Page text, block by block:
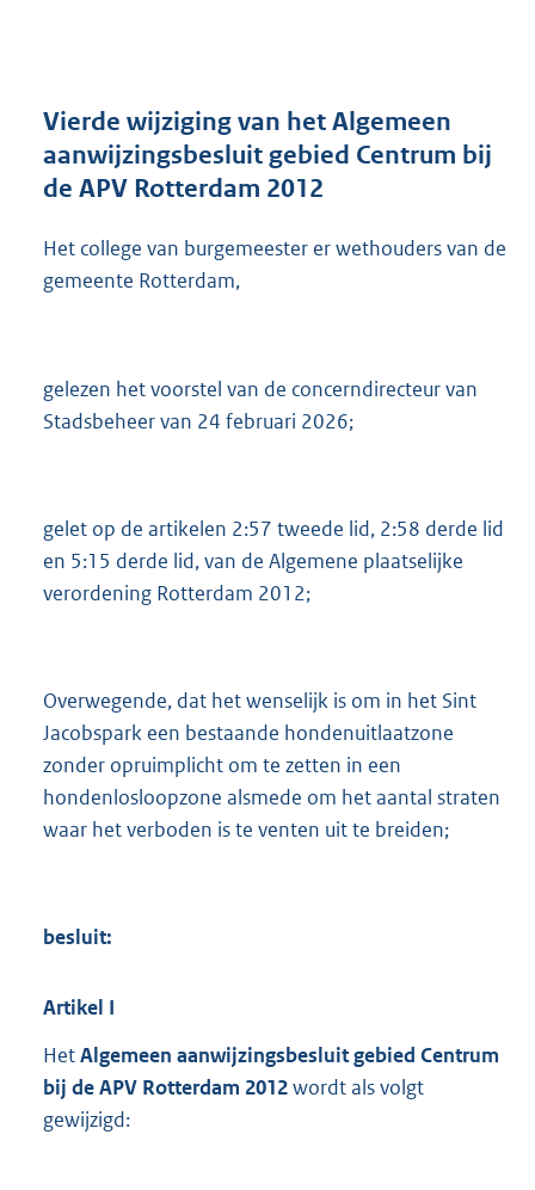
r
o
t
b
Vierde wijziging van het Algemeen
aanwijzingsbesluit gebied Centrum bij
de APV Rotterdam 2012
Het college van burgemeester er wethouders van de
gemeente Rotterdam,
gelezen het voorstel van de concerndirecteur van
Stadsbeheer van 24 februari 2026;
gelet op de artikelen 2:57 tweede lid, 2:58 derde lid
en 5:15 derde lid, van de Algemene plaatselijke
verordening Rotterdam 2012;
Overwegende, dat het wenselijk is om in het Sint
Jacobspark een bestaande hondenuitlaatzone
zonder opruimplicht om te zetten in een
hondenlosloopzone alsmede om het aantal straten
waar het verboden is te venten uit te breiden;
besluit:
Artikel I
HetAlgemeen aanwijzingsbesluit gebied Centrum
bij de APV Rotterdam 2012wordt als volgt
gewijzigd: